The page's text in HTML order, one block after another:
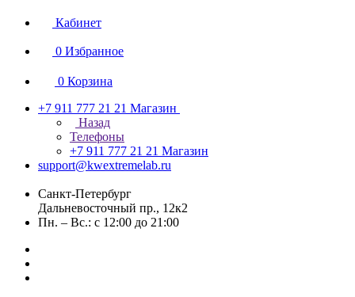
Кабинет
0 Избранное
0 Корзина
+7 911 777 21 21 Магазин
Назад
Телефоны
+7 911 777 21 21 Магазин
support@kwextremelab.ru
Санкт-Петербург
Дальневосточный пр., 12к2
Пн. – Вс.: с 12:00 до 21:00